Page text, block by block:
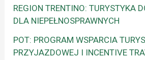
REGION TRENTINO: TURYSTYKA
DLA NIEPEŁNOSPRAWNYCH
POT: PROGRAM WSPARCIA
PRZYJAZDOWEJ I INCENTIVE